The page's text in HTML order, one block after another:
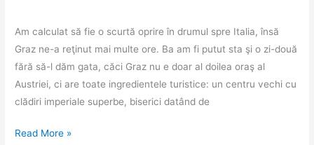
Am calculat să fie o scurtă oprire în drumul spre Italia, însă
Graz ne-a reţinut mai multe ore. Ba am fi putut sta şi o zi-două
fără să-l dăm gata, căci Graz nu e doar al doilea oraş al
Austriei, ci are toate ingredientele turistice: un centru vechi cu
clădiri imperiale superbe, biserici datând de
Graz,
Read More »